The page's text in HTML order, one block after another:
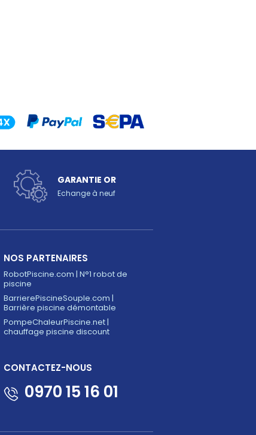
GARANTIE OR
Echange à neuf
NOS PARTENAIRES
RobotPiscine.com | N°1 robot de
piscine
BarrierePiscineSouple.com |
Barrière piscine démontable
PompeChaleurPiscine.net |
chauffage piscine discount
CONTACTEZ-NOUS
0970 15 16 01